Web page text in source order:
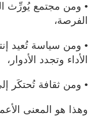
• ومن مجتمع يُورِّث
الفرصة،
• ومن سياسة تُعيد
الأداء وتجدد الأدوار،
• ومن ثقافة تُحتكَر
وهذا هو المعنى